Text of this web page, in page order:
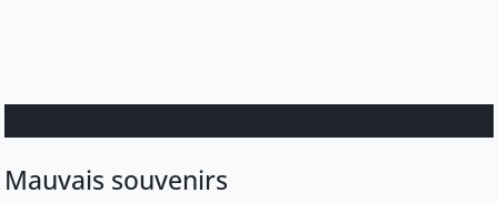
Mauvais souvenirs